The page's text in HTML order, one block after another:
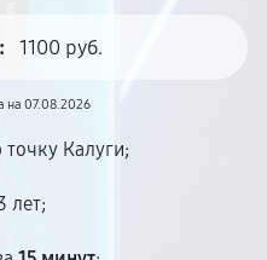
1100 руб.
на 07.08.2026
Калуги;
лет;